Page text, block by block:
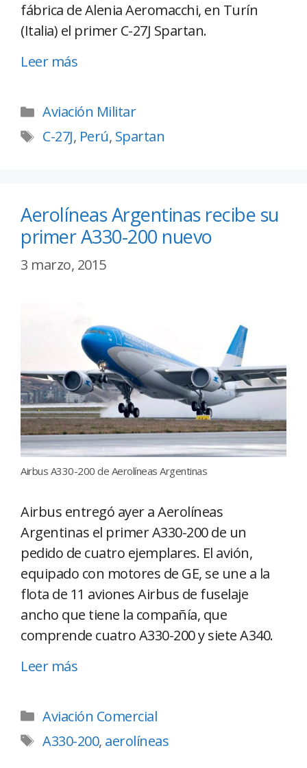
fábrica de Alenia Aeromacchi, en Turín
(Italia) el primer C-27J Spartan.
Leer más
Aviación Militar
C-27J, Perú, Spartan
Aerolíneas Argentinas recibe su
primer A330-200 nuevo
3 marzo, 2015
Airbus A330-200 de Aerolíneas Argentinas
Airbus entregó ayer a Aerolíneas
Argentinas el primer A330-200 de un
pedido de cuatro ejemplares. El avión,
equipado con motores de GE, se une a la
flota de 11 aviones Airbus de fuselaje
ancho que tiene la compañía, que
comprende cuatro A330-200 y siete A340.
Leer más
Aviación Comercial
A330-200, aerolíneas